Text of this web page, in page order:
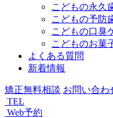
こどもの永久
こどもの予防
こどもの口臭
こどものお菓
よくある質問
新着情報
矯正無料相談 お問い合わ
TEL
Web予約